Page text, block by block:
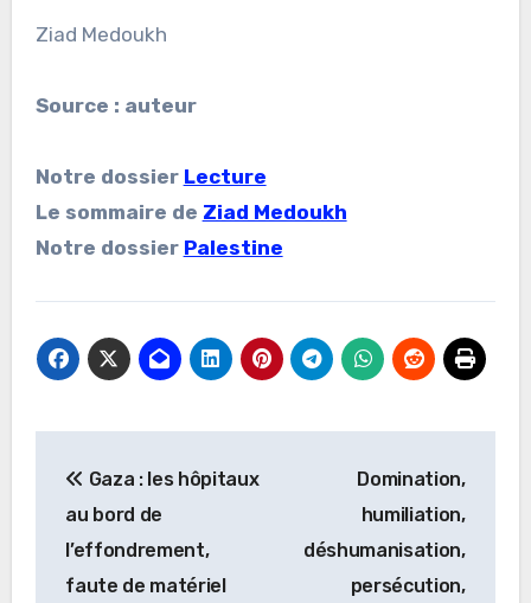
Ziad Medoukh
Source : auteur
Notre dossier Lecture
Le sommaire de Ziad Medoukh
Notre dossier Palestine
de
l’article
Gaza : les hôpitaux
au bord de
l’effondrement,
faute de matériel
Domination,
humiliation,
déshumanisation,
persécution,